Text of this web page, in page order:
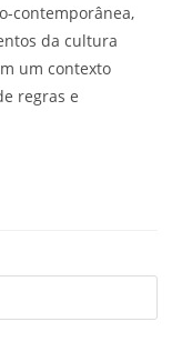
contemporânea,
da cultura
um contexto
regras e